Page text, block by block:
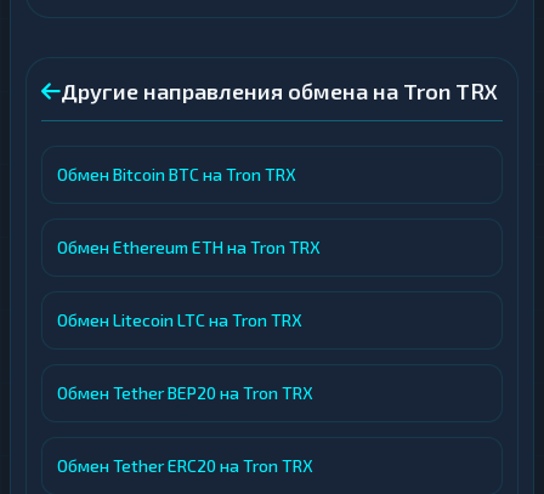
Другие направления обмена на Tron TRX
Обмен Bitcoin BTC на Tron TRX
Обмен Ethereum ETH на Tron TRX
Обмен Litecoin LTC на Tron TRX
Обмен Tether BEP20 на Tron TRX
Обмен Tether ERC20 на Tron TRX